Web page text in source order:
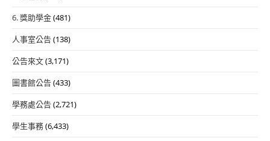
6. 獎助學金(481)
人事室公告(138)
公告來文(3,171)
圖書館公告(433)
學務處公告(2,721)
學生事務(6,433)